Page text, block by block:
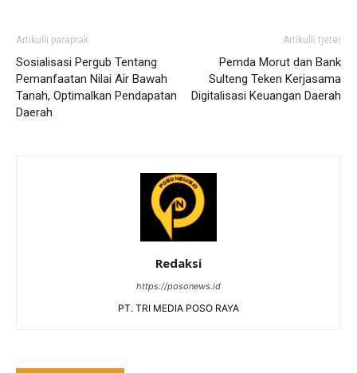
Artikulli paraprak
Sosialisasi Pergub Tentang
Pemanfaatan Nilai Air Bawah
Tanah, Optimalkan Pendapatan
Daerah
Artikulli tjetër
Pemda Morut dan Bank
Sulteng Teken Kerjasama
Digitalisasi Keuangan Daerah
Redaksi
https://posonews.id
PT. TRI MEDIA POSO RAYA